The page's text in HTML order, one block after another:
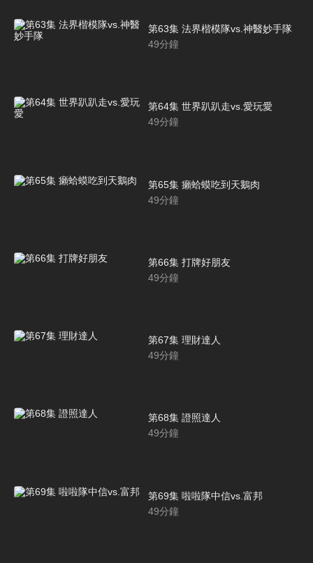
第63集 法界楷模隊vs.神醫妙手隊
49分鐘
第64集 世界趴趴走vs.愛玩愛
49分鐘
第65集 癩蛤蟆吃到天鵝肉
49分鐘
第66集 打牌好朋友
49分鐘
第67集 理財達人
49分鐘
第68集 證照達人
49分鐘
第69集 啦啦隊中信vs.富邦
49分鐘